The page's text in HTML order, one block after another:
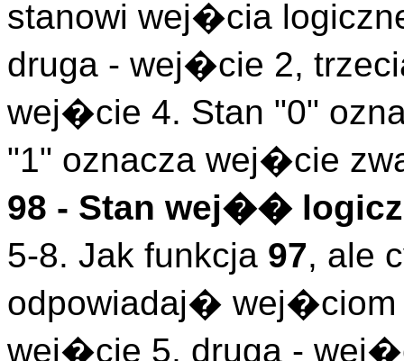
stanowi wej�cia
druga - wej�cie 2,
wej�cie 4. Stan "0"
"1" oznacza wej�cie
98 - Stan wej��
5-8. Jak funkcja 97, ale
odpowiadaj� wej�ciom
wej�cie 5, druga -